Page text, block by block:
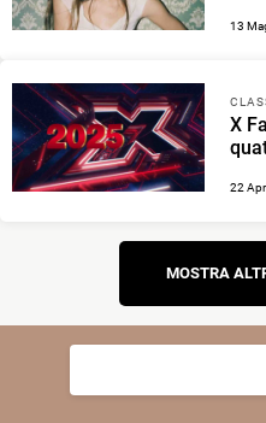
13
X
22
articoli
MOSTRA
Ricerca